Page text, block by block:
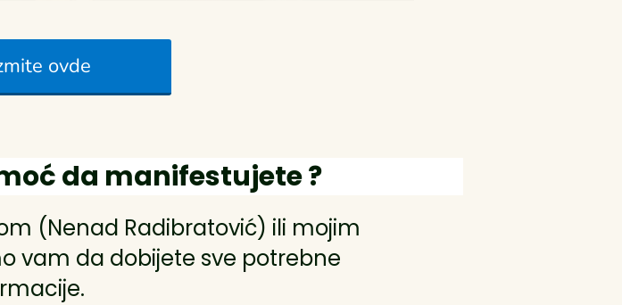
ovde
da manifestujete ?
(Nenad Radibratović) ili mojim
vam da dobijete sve potrebne